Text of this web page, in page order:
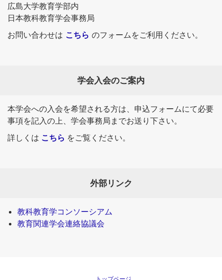
広島大学教育学部内
日本教科教育学会事務局
お問い合わせは こちら のフォームをご利用ください。
学会入会のご案内
本学会への入会を希望される方は、申込フォームにて必要
事項を記入の上、学会事務局までお送り下さい。
詳しくは こちら をご覧ください。
外部リンク
教科教育学コンソーシアム
教育関連学会連絡協議会